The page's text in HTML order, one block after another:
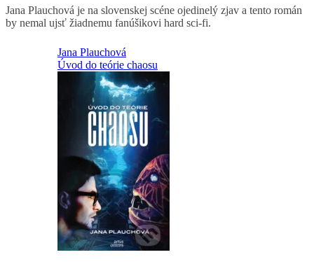
Jana Plauchová je na slovenskej scéne ojedinelý zjav a tento román
by nemal ujsť žiadnemu fanúšikovi hard sci-fi.